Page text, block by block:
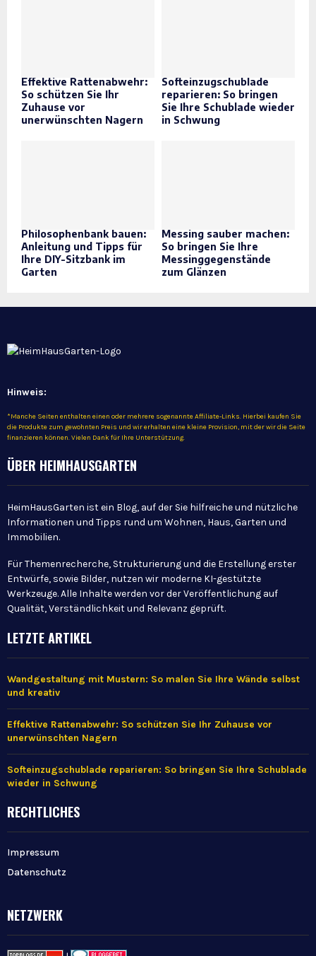
Effektive Rattenabwehr:
So schützen Sie Ihr
Zuhause vor
unerwünschten Nagern
Softeinzugschublade
reparieren: So bringen
Sie Ihre Schublade wieder
in Schwung
Philosophenbank bauen:
Anleitung und Tipps für
Ihre DIY-Sitzbank im
Garten
Messing sauber machen:
So bringen Sie Ihre
Messinggegenstände
zum Glänzen
Hinweis:
*Manche Seiten enthalten einen oder mehrere sogenannte Affiliate-Links. Hierbei kaufen Sie
die Produkte zum gewohnten Preis und wir erhalten eine kleine Provision, mit der wir die Seite
finanzieren können. Vielen Dank für Ihre Unterstützung.
ÜBER HEIMHAUSGARTEN
HeimHausGarten ist ein Blog, auf der Sie hilfreiche und nützliche
Informationen und Tipps rund um Wohnen, Haus, Garten und
Immobilien.
Für Themenrecherche, Strukturierung und die Erstellung erster
Entwürfe, sowie Bilder, nutzen wir moderne KI-gestützte
Werkzeuge. Alle Inhalte werden vor der Veröffentlichung auf
Qualität, Verständlichkeit und Relevanz geprüft.
LETZTE ARTIKEL
Wandgestaltung mit Mustern: So malen Sie Ihre Wände selbst
und kreativ
Effektive Rattenabwehr: So schützen Sie Ihr Zuhause vor
unerwünschten Nagern
Softeinzugschublade reparieren: So bringen Sie Ihre Schublade
wieder in Schwung
RECHTLICHES
Impressum
Datenschutz
NETZWERK